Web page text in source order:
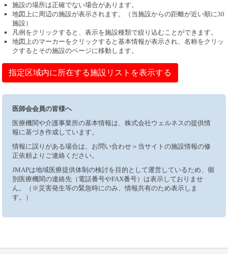
施設の場所は正確でない場合があります。
地図上に周辺の施設が表示されます。（当施設からの距離が近い順に30
施設）
凡例をクリックすると、表示を施設種類で絞り込むことができます。
地図上のマーカーをクリックすると基本情報が表示され、名称をクリッ
クするとその施設のページに移動します。
指定区域内に所在する施設リストを表示する
医師会会員の皆様へ
医療機関や介護事業所の基本情報は、株式会社ウェルネスの提供情
報に基づき作成しています。
情報に誤りがある場合は、お問い合わせ＞当サイトの施設情報の修
正依頼よりご連絡ください。
JMAPは地域医療提供体制の検討を目的として運営しているため、個
別医療機関の連絡先（電話番号やFAX番号）は表示しておりませ
ん。（※災害発生等の緊急時にのみ、情報共有のため表示しま
す。）